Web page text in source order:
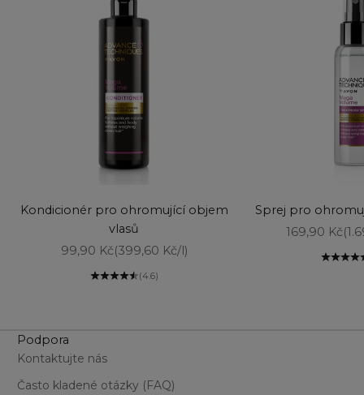
Kondicionér pro ohromující objem
vlasů
Prodejní cena
99,90 Kč(399,60 Kč/l)
(4.6)
Sprej pro
Prodejní
169,90 Kč
Podpora
Kontaktujte nás
Často kladené otázky (FAQ)